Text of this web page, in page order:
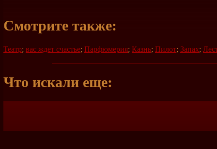
Смотрите также:
Театр; вас ждет счастье; Парфюмерия; Казнь; Пилот; Запах;
Что искали еще: